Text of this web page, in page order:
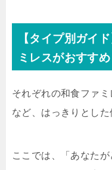
【タイプ別ガイ
ミレスがおすすめ
それぞれの和食ファ
など、はっきりとした
ここでは、「あなた